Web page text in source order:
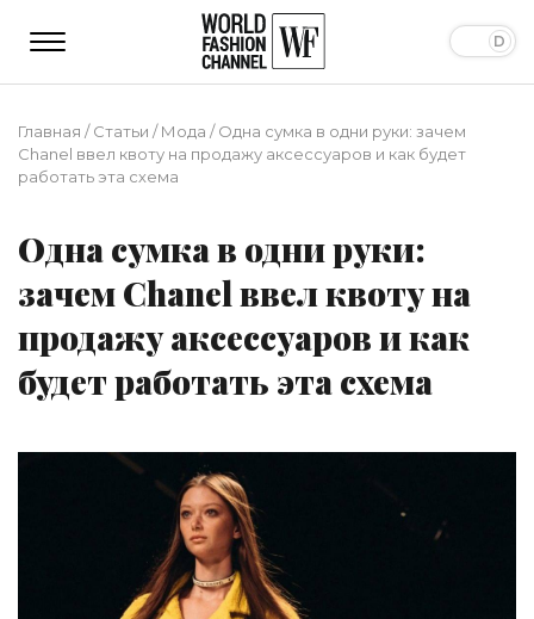
Главная /Статьи /Мода /Одна сумка в одни руки: зачем
Chanel ввел квоту на продажу аксессуаров и как будет
работать эта схема
Одна сумка в одни руки:
зачем Chanel ввел квоту на
продажу аксессуаров и как
будет работать эта схема